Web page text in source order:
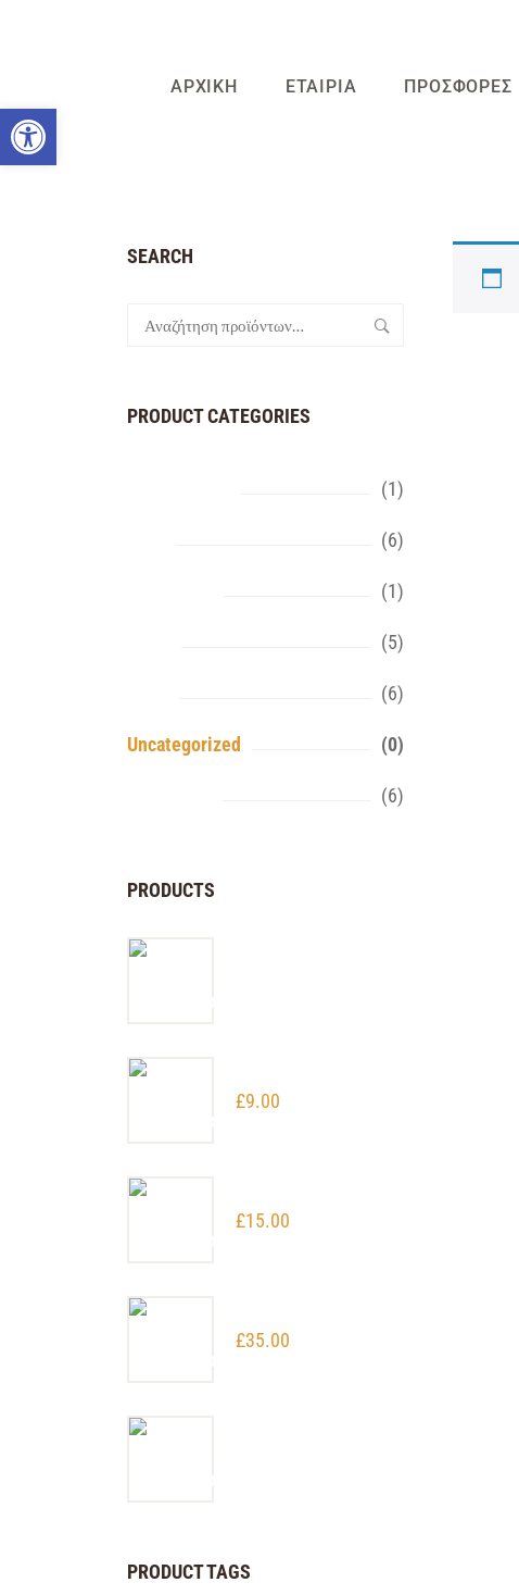
Ανοίξτε τη γραμμή εργαλείων
ΑΡΧΙΚΗ ΕΤΑΙΡΙΑ ΠΡΟΣΦΟΡΕΣ
SEARCH
Αναζήτηση
PRODUCT CATEGORIES
(1)
(6)
(1)
(5)
(6)
Uncategorized (0)
(6)
PRODUCTS
£9.00
£15.00
£35.00
PRODUCT TAGS